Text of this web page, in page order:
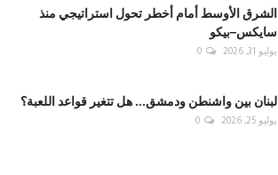
الشرق الأوسط أمام أخطر تحول استراتيجي منذ
سايكس–بيكو
يوليو 31, 2026 0
لبنان بين واشنطن ودمشق... هل تتغير قواعد اللعبة؟
يوليو 25, 2026 0